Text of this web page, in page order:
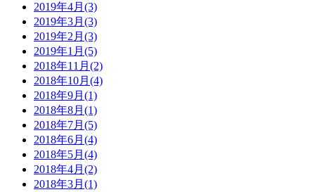
2019年4月(3)
2019年3月(3)
2019年2月(3)
2019年1月(5)
2018年11月(2)
2018年10月(4)
2018年9月(1)
2018年8月(1)
2018年7月(5)
2018年6月(4)
2018年5月(4)
2018年4月(2)
2018年3月(1)